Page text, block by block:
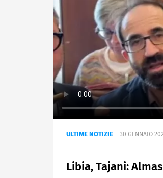
ULTIME NOTIZIE 30 GENNAIO
Libia, Tajani: